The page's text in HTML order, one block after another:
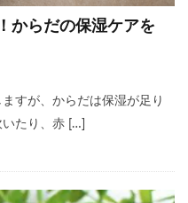
からだの保湿ケアを
すが、からだは保湿が足り
いたり、赤 […]